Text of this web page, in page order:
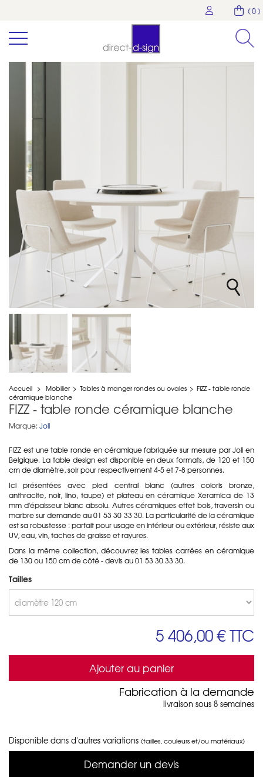
( 0 )
Accueil > Mobilier > Tables à manger rondes ou ovales > FIZZ - table ronde
céramique blanche
FIZZ - table ronde céramique blanche
Marque: Joli
FIZZ est une table ronde en céramique fabriquée sur mesure par Joli en
Belgique. La table design est disponible en deux formats, de 120 et 150
cm de diamètre, soir pour respectivement 4-5 et 7-8 personnes.
Ici présentées avec pied central blanc (autres coloris bronze,
anthracite, noir, lino, taupe) et plateau en céramique Xeramica de 13
mm d'épaisseur blanc absolu. Autres céramiques effet bois, traversin ou
marbre sur demande au 01 53 30 33 30. La particularité de la céramique
est sa robustesse : parfait pour usage en intérieur ou extérieur, résiste aux
UV, eau, vin, taches de graisse et rayures.
Dans la même collection, découvrez les tables carrées en céramique
de 130 ou 150 cm de côté - devis au 01 53 30 33 30.
Tailles
5 406,00 €TTC
Ajouter au panier
Fabrication à la demande
livraison sous 8 semaines
Disponible dans d'autres variations (tailles, couleurs et/ou matériaux)
Demander un devis